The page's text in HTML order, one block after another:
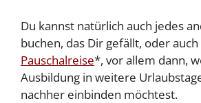
Du kannst natürlich auch jedes
buchen, das Dir gefällt, oder
Pauschalreise*, vor allem dann,
Ausbildung in weitere
nachher einbinden möchtest.